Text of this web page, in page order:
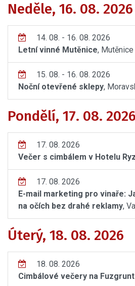
Neděle, 16. 08. 2026
14. 08. - 16. 08. 2026
Letní vinné Mutěnice, Mutěnice
15. 08. - 16. 08. 2026
Noční otevřené sklepy,
Pondělí, 17. 08. 2026
17. 08. 2026
Večer s cimbálem v Hotelu
17. 08. 2026
E-mail marketing pro vinaře:
na očích bez drahé reklamy,
Úterý, 18. 08. 2026
18. 08. 2026
Cimbálové večery na